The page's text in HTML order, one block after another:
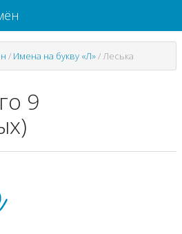
/ Имена на букву «Л»/Леська
9